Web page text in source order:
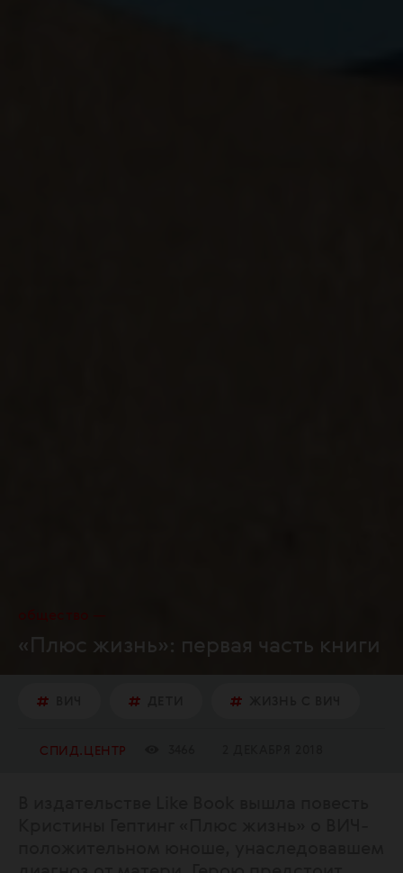
«Плюс жизнь»: первая часть книги
СПИД.ЦЕНТР